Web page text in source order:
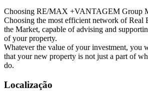
Choosing RE/MAX +VANTAGEM Group
Choosing the most efficient network of Real
the Market, capable of advising and
of your property.
Whatever the value of your investment, you
that your new property is not just a part of
do.
Localização